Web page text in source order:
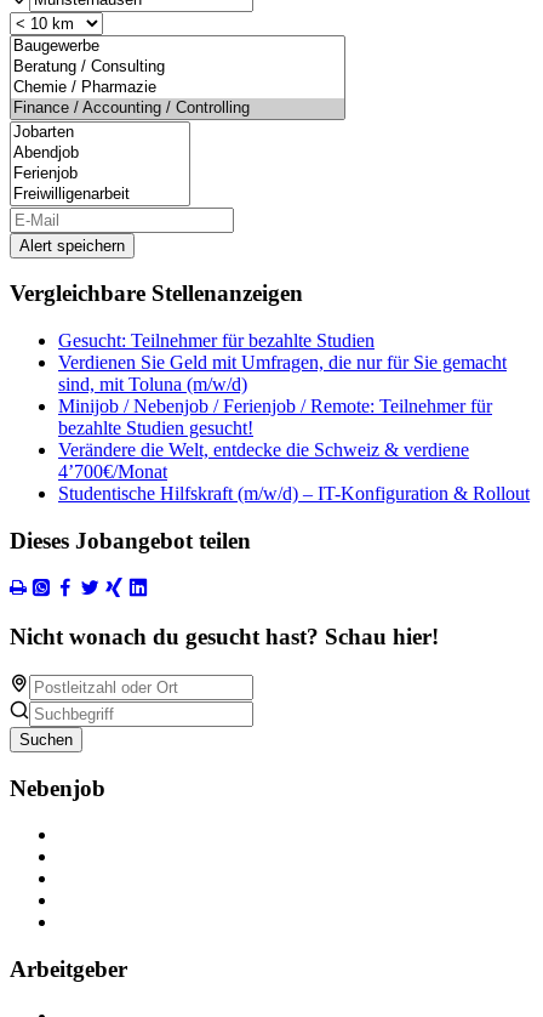
Alert speichern
Vergleichbare Stellenanzeigen
Gesucht: Teilnehmer für bezahlte Studien
Verdienen Sie Geld mit Umfragen, die nur für Sie gemacht
sind, mit Toluna (m/w/d)
Minijob / Nebenjob / Ferienjob / Remote: Teilnehmer für
bezahlte Studien gesucht!
Verändere die Welt, entdecke die Schweiz & verdiene
4’700€/Monat
Studentische Hilfskraft (m/w/d) – IT-Konfiguration & Rollout
Dieses Jobangebot teilen
Nicht wonach du gesucht hast? Schau hier!
Suchen
Nebenjob
Arbeitgeber